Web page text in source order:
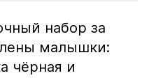
набор за
малышки:
чёрная и